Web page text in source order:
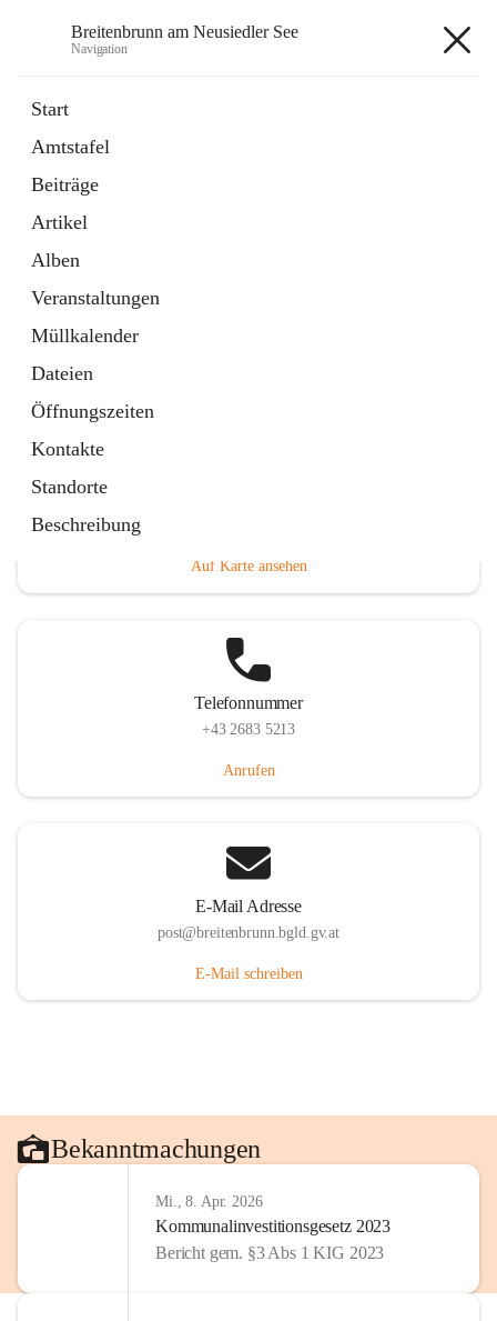
Breitenbrunn am Neusiedler See
Navigation
Start
Amtstafel
Beiträge
Artikel
Alben
Veranstaltungen
Müllkalender
Dateien
Öffnungszeiten
Kontakte
Standorte
Beschreibung
18 Schnellzugriffe
Gemeindeservice
Auf Karte ansehen
Telefonnummer
+43 2683 5213
Anrufen
E-Mail Adresse
post@breitenbrunn.bgld.gv.at
E-Mail schreiben
Bekanntmachungen
Mi., 8. Apr. 2026
Kommunalinvestitionsgesetz 2023
Bericht gem. §3 Abs 1 KIG 2023